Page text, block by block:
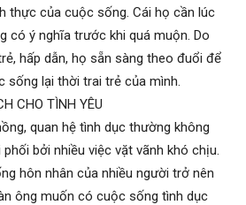
thực của cuộc sống. Cái họ cần lúc
có ý nghĩa trước khi quá muộn. Do
hấp dẫn, họ sẵn sàng theo đuổi để
lại thời trai trẻ của mình.
CHO TÌNH YÊU
quan hệ tình dục thường không
bởi nhiều việc vặt vãnh khó chịu.
hôn nhân của nhiều người trở nên
ông muốn có cuộc sống tình dục